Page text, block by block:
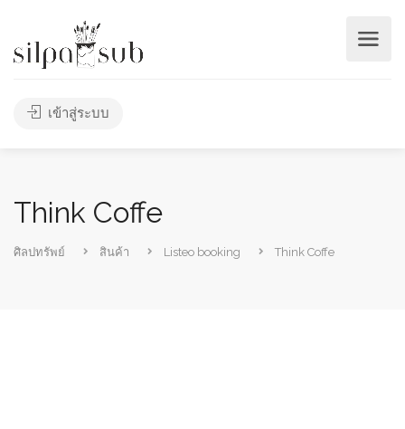
เข้าสู่ระบบ
Think Coffe
ศิลปทรัพย์ สินค้า Listeo booking Think Coffe